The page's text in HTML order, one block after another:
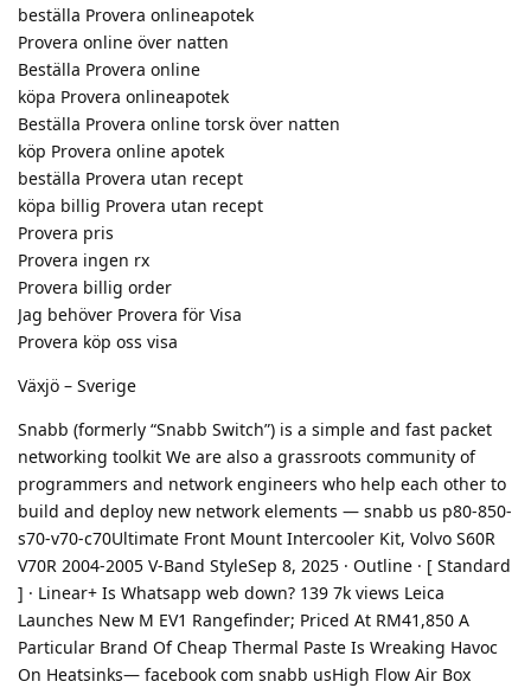
beställa Provera onlineapotek
Provera online över natten
Beställa Provera online
köpa Provera onlineapotek
Beställa Provera online torsk över natten
köp Provera online apotek
beställa Provera utan recept
köpa billig Provera utan recept
Provera pris
Provera ingen rx
Provera billig order
Jag behöver Provera för Visa
Provera köp oss visa
Växjö – Sverige
Snabb (formerly “Snabb Switch”) is a simple and fast packet
networking toolkit We are also a grassroots community of
programmers and network engineers who help each other to
build and deploy new network elements — snabb us p80-850-
s70-v70-c70Ultimate Front Mount Intercooler Kit, Volvo S60R
V70R 2004-2005 V-Band StyleSep 8, 2025 · Outline · [ Standard
] · Linear+ Is Whatsapp web down? 139 7k views Leica
Launches New M EV1 Rangefinder; Priced At RM41,850 A
Particular Brand Of Cheap Thermal Paste Is Wreaking Havoc
On Heatsinks— facebook com snabb usHigh Flow Air Box